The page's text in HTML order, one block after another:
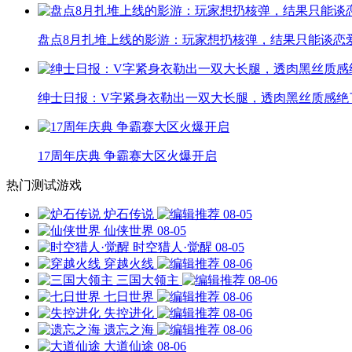
盘点8月扎堆上线的影游：玩家想扔核弹，结果只能谈恋
绅士日报：V字紧身衣勒出一双大长腿，透肉黑丝质感绝
17周年庆典 争霸赛大区火爆开启
热门测试游戏
炉石传说
08-05
仙侠世界 08-05
时空猎人·觉醒 08-05
穿越火线
08-06
三国大领主
08-06
七日世界
08-06
失控进化
08-06
遗忘之海
08-06
大道仙途 08-06